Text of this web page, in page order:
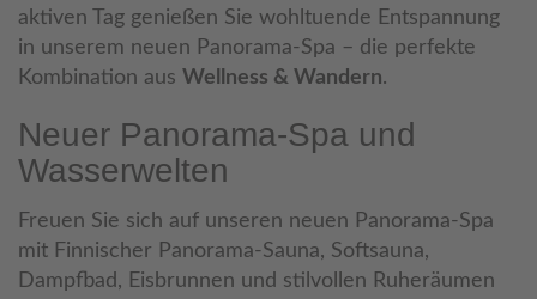
aktiven Tag genießen Sie wohltuende Entspannung
in unserem neuen Panorama-Spa – die perfekte
Kombination aus Wellness & Wandern.
Neuer Panorama-Spa und
Wasserwelten
Freuen Sie sich auf unseren neuen Panorama-Spa
mit Finnischer Panorama-Sauna, Softsauna,
Dampfbad, Eisbrunnen und stilvollen Ruheräumen